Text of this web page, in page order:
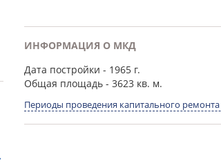
ИНФОРМАЦИЯ О МКД
Дата постройки - 1965 г.
Общая площадь- 3623 кв. м.
Периоды проведения капитального